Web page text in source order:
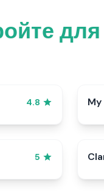
4.8 My
5